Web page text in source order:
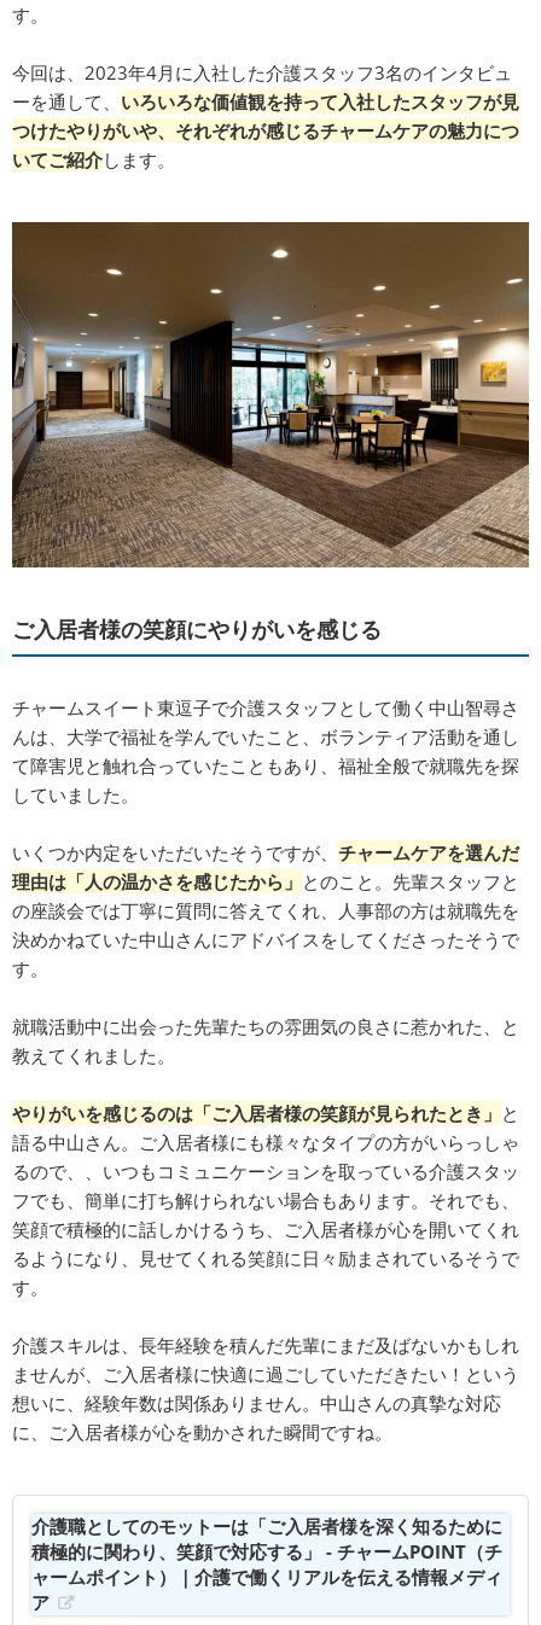
す。
今回は、2023年4月に入社した介護スタッフ3名のインタビュ
ーを通して、 いろいろな価値観を持って入社したスタッフが見
つけたやりがいや、それぞれが感じるチャームケアの魅力につ
いてご紹介します。
ご入居者様の笑顔にやりがいを感じる
チャームスイート東逗子で介護スタッフとして働く中山智尋さ
んは、大学で福祉を学んでいたこと、ボランティア活動を通し
て障害児と触れ合っていたこともあり、福祉全般で就職先を探
していました。
いくつか内定をいただいたそうですが、 チャームケアを選んだ
理由は「人の温かさを感じたから」 とのこと。先輩スタッフと
の座談会では丁寧に質問に答えてくれ、人事部の方は就職先を
決めかねていた中山さんにアドバイスをしてくださったそうで
す。
就職活動中に出会った先輩たちの雰囲気の良さに惹かれた、と
教えてくれました。
やりがいを感じるのは「ご入居者様の笑顔が見られたとき」 と
語る中山さん。ご入居者様にも様々なタイプの方がいらっしゃ
るので、、いつもコミュニケーションを取っている介護スタッ
フでも、簡単に打ち解けられない場合もあります。それでも、
笑顔で積極的に話しかけるうち、ご入居者様が心を開いてくれ
るようになり、見せてくれる笑顔に日々励まされているそうで
す。
介護スキルは、長年経験を積んだ先輩にまだ及ばないかもしれ
ませんが、ご入居者様に快適に過ごしていただきたい！という
想いに、経験年数は関係ありません。中山さんの真摯な対応
に、ご入居者様が心を動かされた瞬間ですね。
介護職としてのモットーは「ご入居者様を深く知るために
積極的に関わり、笑顔で対応する」 - チャームPOINT（チ
ャームポイント）｜介護で働くリアルを伝える情報メディ
ア